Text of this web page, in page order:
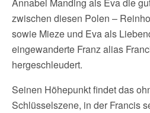
Annabel Manding als Eva die
zwischen diesen Polen –
sowie Mieze und Eva als
eingewanderte Franz alias
hergeschleudert.
Seinen Höhepunkt findet das
Schlüsselszene, in der Francis